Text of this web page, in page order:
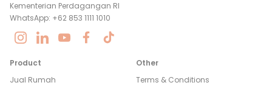
Kementerian Perdagangan RI
WhatsApp: +62 853 1111 1010
Product
Jual Rumah
Other
Terms & Conditions